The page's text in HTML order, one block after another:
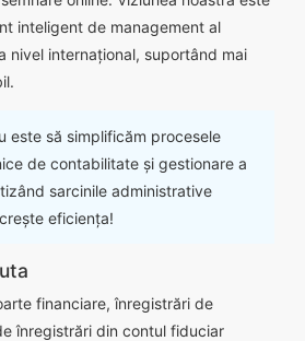
inteligent de management al
nivel internațional, suportând mai
este să simplificăm procesele
de contabilitate și gestionare a
sarcinile administrative
eficiența!
financiare, înregistrări de
înregistrări din contul fiduciar